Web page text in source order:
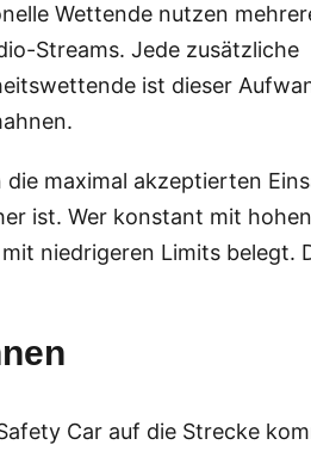
Wettende nutzen
Streams. Jede zusätzliche
ist dieser
maximal akzeptierten
ist. Wer konstant mit hohen
niedrigeren Limits belegt.
Car auf die Strecke